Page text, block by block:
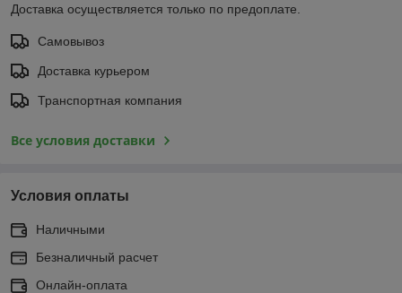
Доставка осуществляется только по предоплате.
Самовывоз
Доставка курьером
Транспортная компания
Все условия доставки
Условия оплаты
Наличными
Безналичный расчет
Онлайн-оплата